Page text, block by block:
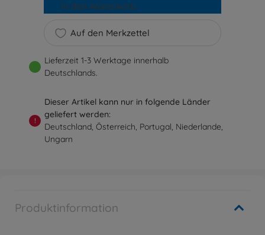
Auf den Merkzettel
In den Warenkorb
Lieferzeit 1-3 Werktage innerhalb
Deutschlands.
!
Dieser Artikel kann nur in folgende Länder
geliefert werden:
Deutschland, Österreich, Portugal, Niederlande,
Ungarn
Produktinformation